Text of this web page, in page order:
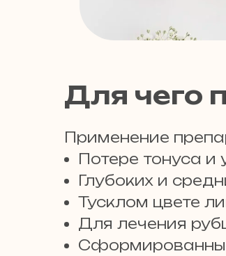
Для чего
Применение
Потере тонуса и
Глубоких и
Тусклом цвете
Для лечения